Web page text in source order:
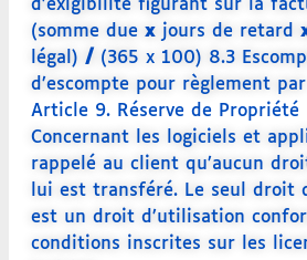
d’exigibilité figurant sur la
(somme due x jours de retard
légal) / (365 x 100) 8.3
d’escompte pour règlement
Article 9. Réserve de Propriété
Concernant les logiciels et
rappelé au client qu’aucun
lui est transféré. Le seul droit
est un droit d’utilisation
conditions inscrites sur les